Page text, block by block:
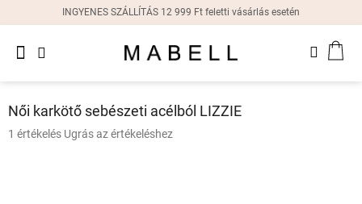
tartalomhoz
INGYENES SZÁLLÍTÁS 12 999 Ft feletti vásárlás esetén
Női
fülbevalók
Női karkötő sebészeti acélból LIZZIE
A1 értékelés Ugrás az értékeléshez